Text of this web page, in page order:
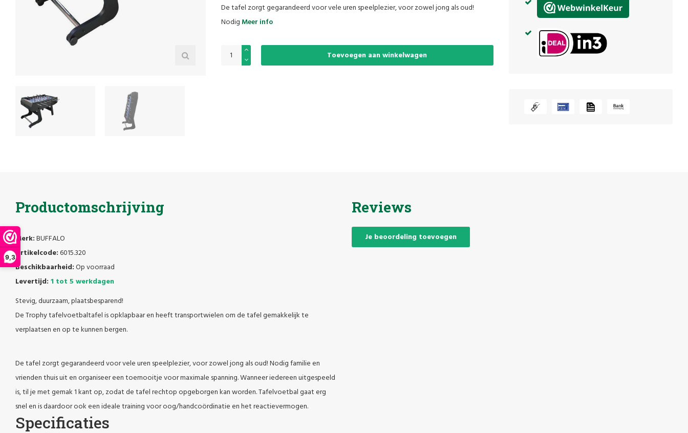
9,3
De tafel zorgt gegarandeerd voor vele uren speelplezier, voor zowel jong als oud!
Nodig Meer info
Toevoegen aan winkelwagen
Productomschrijving
Merk:BUFFALO
Artikelcode:6015.320
Beschikbaarheid:Op voorraad
Levertijd: 1 tot 5 werkdagen
Stevig, duurzaam, plaatsbesparend!
De Trophy tafelvoetbaltafel is opklapbaar en heeft transportwielen om de tafel gemakkelijk te
verplaatsen en op te kunnen bergen.
De tafel zorgt gegarandeerd voor vele uren speelplezier, voor zowel jong als oud! Nodig familie en
vrienden thuis uit en organiseer een toernooitje voor maximale spanning. Wanneer iedereen uitgespeeld
is, til je met gemak 1 kant op, zodat de tafel rechtop opgeborgen kan worden. Tafelvoetbal gaat erg
snel en is daardoor ook een ideale training voor oog/handcoördinatie en het reactievermogen.
Specificaties
Reviews
Je beoordeling toevoegen